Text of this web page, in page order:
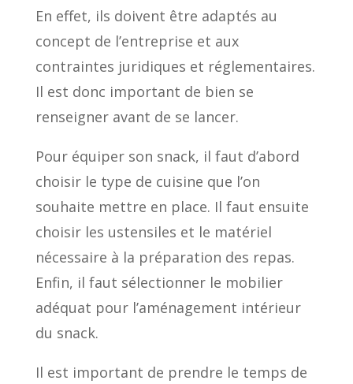
En effet, ils doivent être adaptés au
concept de l’entreprise et aux
contraintes juridiques et réglementaires.
Il est donc important de bien se
renseigner avant de se lancer.
Pour équiper son snack, il faut d’abord
choisir le type de cuisine que l’on
souhaite mettre en place. Il faut ensuite
choisir les ustensiles et le matériel
nécessaire à la préparation des repas.
Enfin, il faut sélectionner le mobilier
adéquat pour l’aménagement intérieur
du snack.
Il est important de prendre le temps de